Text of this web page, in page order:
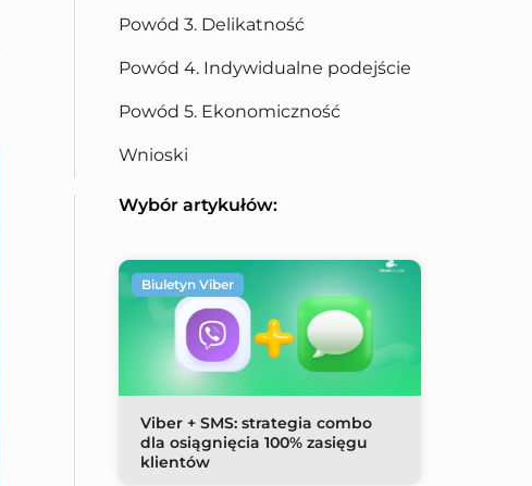
Powód 3. Delikatność
Powód 4. Indywidualne podejście
Powód 5. Ekonomiczność
Wnioski
Wybór artykułów:
Viber + SMS: strategia combo
dla osiągnięcia 100% zasięgu
klientów
Biuletyn Viber